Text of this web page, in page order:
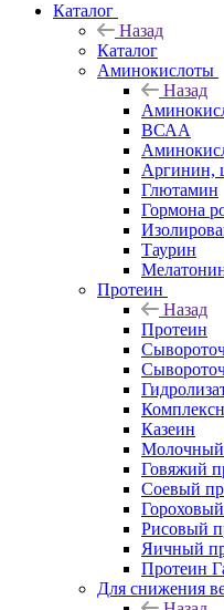
Каталог
Назад
Каталог
Аминокислоты
Назад
ВСАА
Аргинин,
Глютамин
Гормона
Таурин
Протеин
Назад
Протеин
Казеин
Молочный
Говяжий
Соевый
Рисовый
Яичный
Протеин
Для снижения